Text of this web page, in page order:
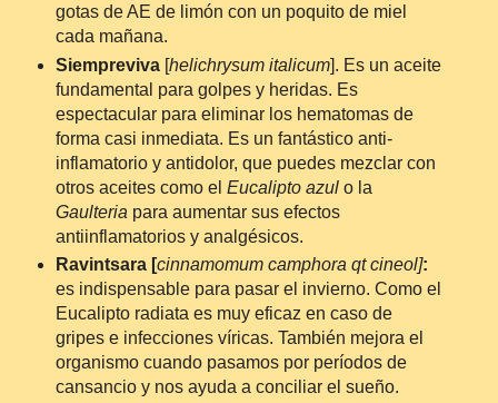
gotas de AE de limón con un poquito de miel
cada mañana.
Siempreviva[helichrysum italicum]. Es un aceite
fundamental para golpes y heridas. Es
espectacular para eliminar los hematomas de
forma casi inmediata. Es un fantástico anti-
inflamatorio y antidolor, que puedes mezclar con
otros aceites como el Eucalipto azul o la
Gaulteria para aumentar sus efectos
antiinflamatorios y analgésicos.
Ravintsara [cinnamomum camphora qt cineol]:
es indispensable para pasar el invierno. Como el
Eucalipto radiata es muy eficaz en caso de
gripes e infecciones víricas. También mejora el
organismo cuando pasamos por períodos de
cansancio y nos ayuda a conciliar el sueño.